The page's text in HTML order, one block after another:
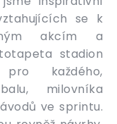
se k
akcím a
stadion
každého,
milovníka
ve sprintu.